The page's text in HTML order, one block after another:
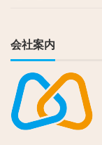
会社案内